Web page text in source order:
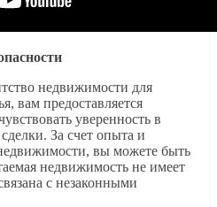
недвижимости для
вам предоставляется
уверенность в
За счет опыта и
вы можете быть
недвижимость не имеет
с незаконными